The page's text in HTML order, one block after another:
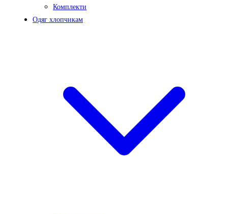
Комплекти
Одяг хлопчикам